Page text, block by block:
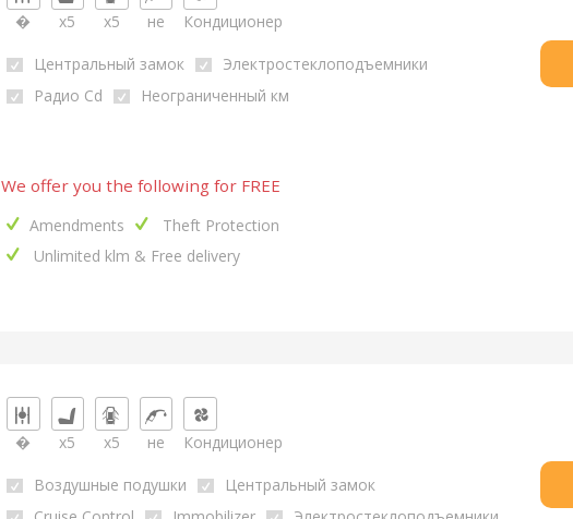
� x5 x5 не Кондиционер
Центральный замок
Электростеклоподъемники
Радио Cd
Неограниченный км
We offer you the following for FREE
Amendments
Theft Protection
Unlimited klm & Free delivery
� x5 x5 не Кондиционер
Воздушные подушки
Центральный замок